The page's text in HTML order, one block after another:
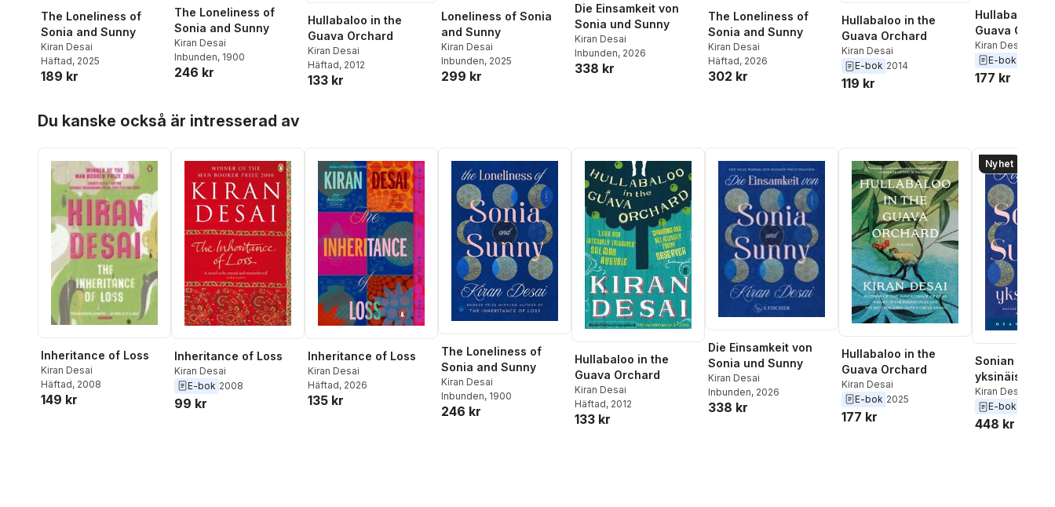
The Loneliness of
Sonia and Sunny
Kiran Desai
Häftad, 2025
189 kr
The Loneliness of
Sonia and Sunny
Kiran Desai
Inbunden, 1900
246 kr
Hullabaloo in the
Guava Orchard
Kiran Desai
Häftad, 2012
133 kr
Loneliness of Sonia
and Sunny
Kiran Desai
Inbunden, 2025
299 kr
Die Einsamkeit von
Sonia und Sunny
Kiran Desai
Inbunden, 2026
338 kr
The Loneliness of
Sonia and Sunny
Kiran Desai
Häftad, 2026
302 kr
Hullabaloo in the
Guava Orchard
Kiran Desai
E-bok 2014
119 kr
Hullabaloo in
Guava
Kiran Desai
E-bok
177 kr
Du kanske också är intresserad av
Inheritance of Loss
Kiran Desai
Häftad, 2008
149 kr
Inheritance of Loss
Kiran Desai
E-bok 2008
99 kr
Inheritance of Loss
Kiran Desai
Häftad, 2026
135 kr
The Loneliness of
Sonia and Sunny
Kiran Desai
Inbunden, 1900
246 kr
Hullabaloo in the
Guava Orchard
Kiran Desai
Häftad, 2012
133 kr
Die Einsamkeit von
Sonia und Sunny
Kiran Desai
Inbunden, 2026
338 kr
Hullabaloo in the
Guava Orchard
Kiran Desai
E-bok 2025
177 kr
Nyhet
Sonian ja
yksinäisyys
Kiran Desai
E-bok
448 kr